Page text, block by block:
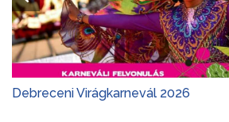
Debreceni Virágkarnevál 2026